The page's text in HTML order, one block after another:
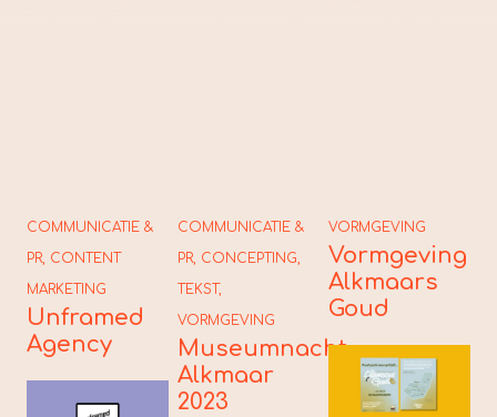
COMMUNICATIE &
PR, CONTENT
MARKETING
Unframed
Agency
COMMUNICATIE &
PR, CONCEPTING,
TEKST,
VORMGEVING
Museumnacht
Alkmaar
2023
VORMGEVING
Vormgeving
Alkmaars
Goud